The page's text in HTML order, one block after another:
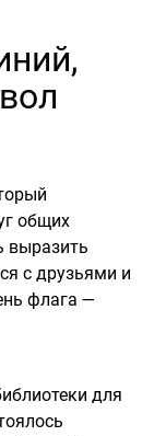
общих
выразить
с друзьями и
флага —
для